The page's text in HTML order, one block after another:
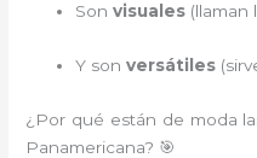
Sonvisuales (llaman
Y sonversátiles
¿Por qué están de moda
Panamericana? 🎯